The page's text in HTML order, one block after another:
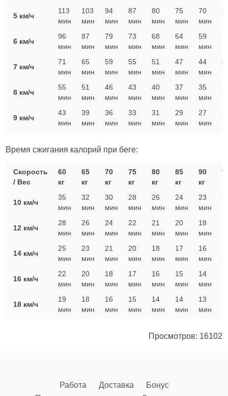
5 км/ч
113
мин
103
мин
94
мин
87
мин
80
мин
75
мин
70
мин
6 км/ч
96
мин
87
мин
79
мин
73
мин
68
мин
64
мин
59
мин
7 км/ч
71
мин
65
мин
59
мин
55
мин
51
мин
47
мин
44
мин
8 км/ч
55
мин
51
мин
46
мин
43
мин
40
мин
37
мин
35
мин
9 км/ч
43
мин
39
мин
36
мин
33
мин
31
мин
29
мин
27
мин
Время сжигания калорий при беге:
Скорость
/ Вес
60
кг
65
кг
70
кг
75
кг
80
кг
85
кг
90
кг
10 км/ч
35
мин
32
мин
30
мин
28
мин
26
мин
24
мин
23
мин
12 км/ч
28
мин
26
мин
24
мин
22
мин
21
мин
20
мин
18
мин
14 км/ч
25
мин
23
мин
21
мин
20
мин
18
мин
17
мин
16
мин
16 км/ч
22
мин
20
мин
18
мин
17
мин
16
мин
15
мин
14
мин
18 км/ч
19
мин
18
мин
16
мин
15
мин
14
мин
14
мин
13
мин
Просмотров: 16102
Работа Доставка
Бонус